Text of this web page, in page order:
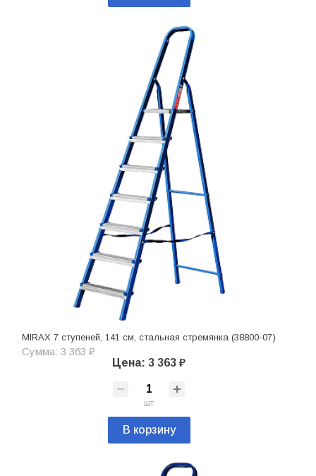
MIRAX 7 ступеней, 141 см, стальная стремянка (38800-07)
Сумма: 3 363 ₽
Цена: 3 363 ₽
шт
В корзину